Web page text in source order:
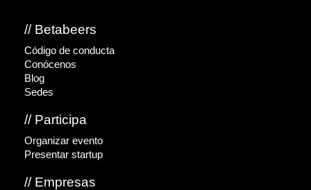
// Betabeers
Código de conducta
Conócenos
Blog
Sedes
// Participa
Organizar evento
Presentar startup
// Empresas